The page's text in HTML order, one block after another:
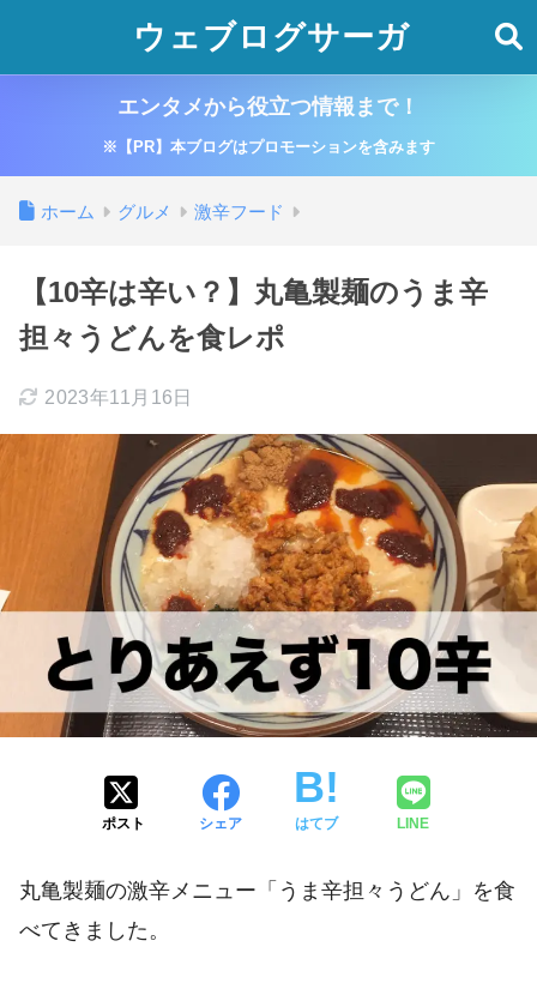
ウェブログサーガ
エンタメから役立つ情報まで！
※【PR】本ブログはプロモーションを含みます
ホーム グルメ 激辛フード
【10辛は辛い？】丸亀製麺のうま辛
担々うどんを食レポ
2023年11月16日
ポスト シェア はてブ LINE
丸亀製麺の激辛メニュー「うま辛担々うどん」を食
べてきました。